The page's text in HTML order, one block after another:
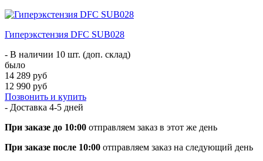
Гиперэкстензия DFC SUB028
- В наличии 10 шт. (доп. склад)
было
14 289 руб
12 990 руб
Позвонить и купить
- Доставка 4-5 дней
При заказе до 10:00 отправляем заказ в этот же день
При заказе после 10:00 отправляем заказ на следующий день